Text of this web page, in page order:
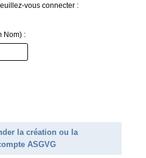
vous connecter :
Nom) :
la création ou la
ASGVG